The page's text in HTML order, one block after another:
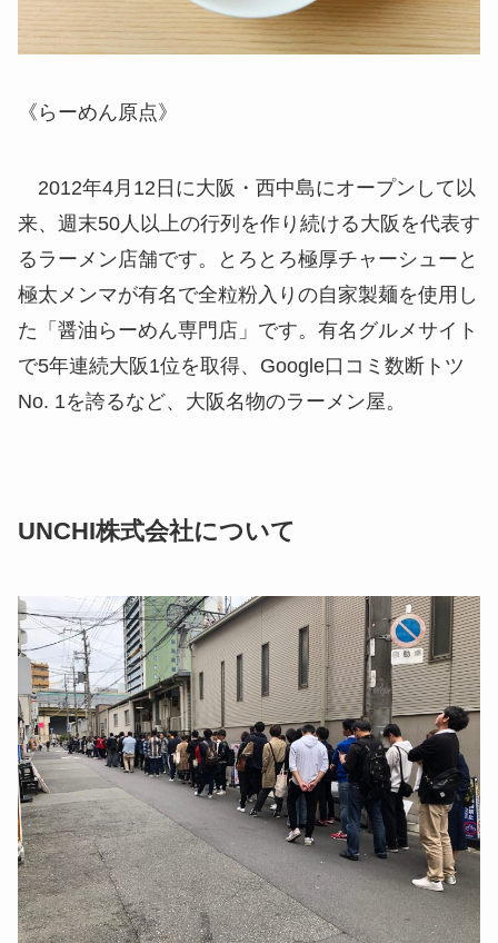
《らーめん原点》
2012年4月12日に大阪・西中島にオープンして以
来、週末50人以上の行列を作り続ける大阪を代表す
るラーメン店舗です。とろとろ極厚チャーシューと
極太メンマが有名で全粒粉入りの自家製麺を使用し
た「醤油らーめん専門店」です。有名グルメサイト
で5年連続大阪1位を取得、Google口コミ数断トツ
No. 1を誇るなど、大阪名物のラーメン屋。
UNCHI株式会社について